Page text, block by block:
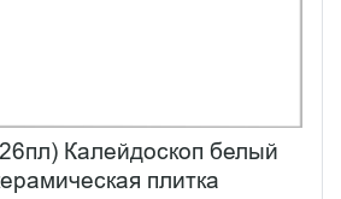
Калейдоскоп белый
плитка